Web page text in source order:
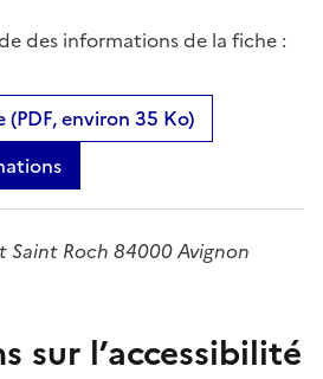
des informations de la fiche :
(PDF, environ 35 Ko)
Saint Roch 84000 Avignon
sur l’accessibilité